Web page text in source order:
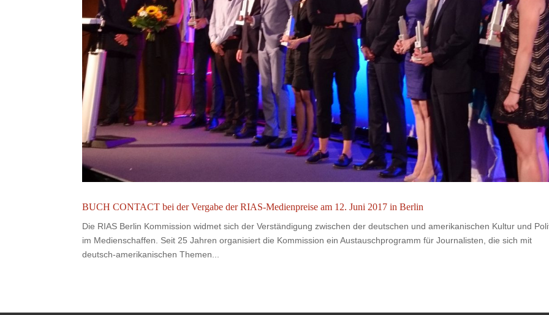
BUCH CONTACT bei der Vergabe der RIAS-Medienpreise am 12. Juni 2017 in Berlin
Die RIAS Berlin Kommission widmet sich der Verständigung zwischen der deutschen und amerikanischen Kultur und
im Medienschaffen. Seit 25 Jahren organisiert die Kommission ein Austauschprogramm für Journalisten, die sich mit
deutsch-amerikanischen Themen...